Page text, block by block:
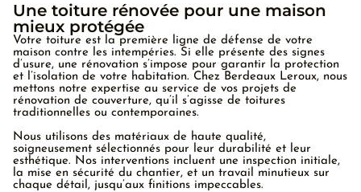
Une toiture rénovée pour une maison
mieux protégée
Votre toiture est la première ligne de défense de votre
maison contre les intempéries. Si elle présente des signes
d’usure, une rénovation s’impose pour garantir la protection
et l’isolation de votre habitation. Chez Berdeaux Leroux, nous
mettons notre expertise au service de vos projets de
rénovation de couverture, qu’il s’agisse de toitures
traditionnelles ou contemporaines.
Nous utilisons des matériaux de haute qualité,
soigneusement sélectionnés pour leur durabilité et leur
esthétique. Nos interventions incluent une inspection initiale,
la mise en sécurité du chantier, et un travail minutieux sur
chaque détail, jusqu’aux finitions impeccables.